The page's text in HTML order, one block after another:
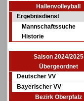
Hallenvolleyball
Ergebnisdienst
Mannschaftssuche
Historie
Saison 2024/2025
Übergeordnet
Deutscher VV
Bayerischer VV
Bezirk Oberpfalz